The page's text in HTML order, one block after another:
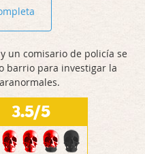
un comisario de policía se
barrio para investigar la
3.5/5